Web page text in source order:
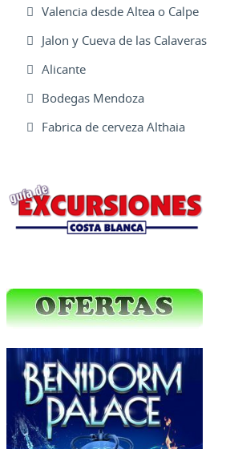
Valencia desde Altea o Calpe
Jalon y Cueva de las Calaveras
Alicante
Bodegas Mendoza
Fabrica de cerveza Althaia